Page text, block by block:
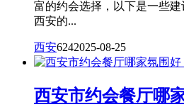
富的约会选择，以下是一些
西安的...
西安6242025-08-25
西安市约会餐厅哪